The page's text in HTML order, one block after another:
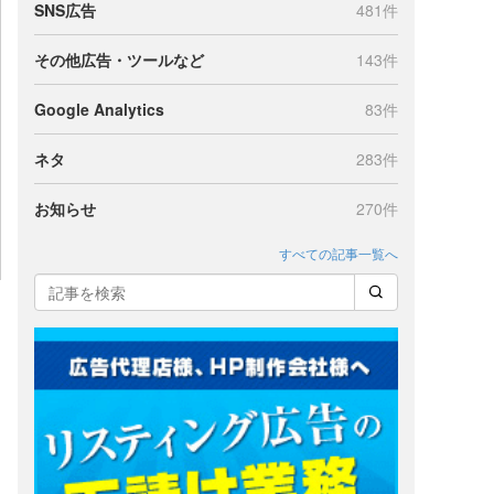
SNS広告 481件
その他広告・ツールなど 143件
Google Analytics 83件
ネタ 283件
お知らせ 270件
すべての記事一覧へ